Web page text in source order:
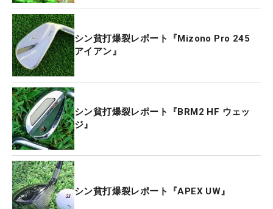
シン貧打爆裂レポート『Mizono Pro 245
アイアン』
シン貧打爆裂レポート『BRM2 HF ウェッ
ジ』
シン貧打爆裂レポート『APEX UW』